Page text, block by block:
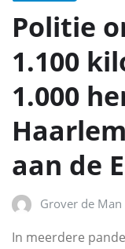
Politie
1.100
1.000
aan de
Grover de Man
In meerdere